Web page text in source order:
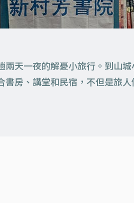
天一夜的解憂小旅行。到山
房、講堂和民宿，不但是旅